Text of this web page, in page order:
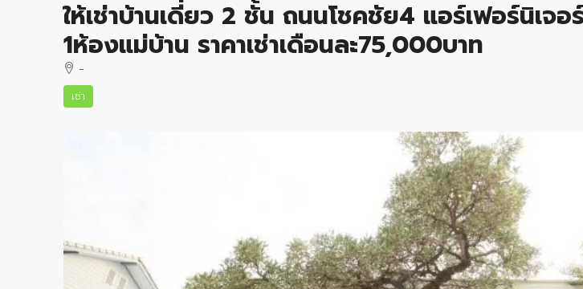
ให้เช่าบ้านเดี่ยว 2 ชั้น ถนนโชคชัย4 แอร์เฟอร์นิเจ
1ห้องแม่บ้าน ราคาเช่าเดือนละ75,000บาท
-
เช่า